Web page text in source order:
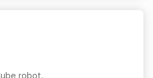
robot.